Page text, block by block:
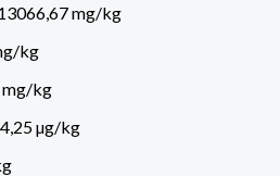
mg/kg
kg
mg/kg
µg/kg